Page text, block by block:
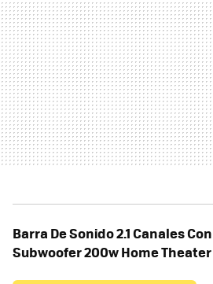
Barra De Sonido 2.1 Canales Con
Subwoofer 200w Home Theater